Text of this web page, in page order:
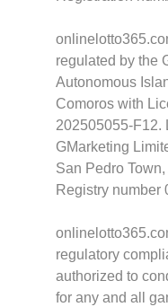
regulated by the
Autonomous
Comoros with
202505055-F12.
GMarketing
San Pedro
Registry number
regulatory
authorized to
for any and all